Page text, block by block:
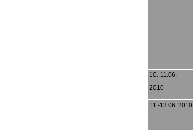
10.-11.06.
2010
11.-13.06. 2010